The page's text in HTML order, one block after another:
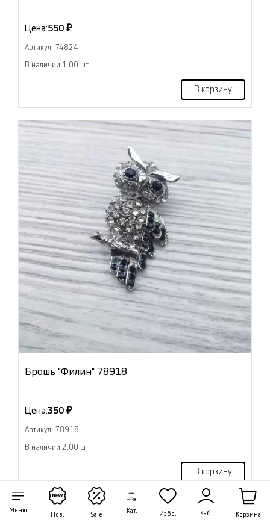
Меню
Нов. Sale
Кат. Избр. Каб. Корзина
Цена:550 ₽
Артикул: 74824
В наличии 1.00 шт
В корзину
Брошь "Филин" 78918
Цена:350 ₽
Артикул: 78918
В наличии 2.00 шт
В корзину